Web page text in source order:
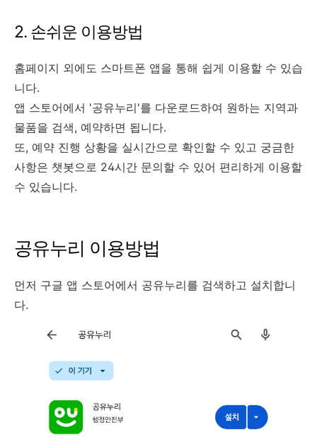
2. 손쉬운 이용방법
홈페이지 외에도 스마트폰 앱을 통해 쉽게 이용할 수 있습
니다.
앱 스토어에서 '공유누리'를 다운로드하여 원하는 지역과
물품을 검색, 예약하면 됩니다.
또, 예약 진행 상황을 실시간으로 확인할 수 있고 궁금한
사항은 챗봇으로 24시간 문의할 수 있어 편리하게 이용할
수 있습니다.
공유누리 이용방법
먼저 구글 앱 스토어에서 공유누리를 검색하고 설치합니
다.